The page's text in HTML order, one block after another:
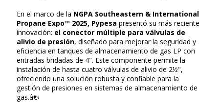
En el marco de la NGPA Southeastern & International
Propane Expo™ 2025, Pypesa presentó su más reciente
innovación: el conector múltiple para válvulas de
alivio de presión, diseñado para mejorar la seguridad y
eficiencia en tanques de almacenamiento de gas LP con
entradas bridadas de 4". Este componente permite la
instalación de hasta cuatro válvulas de alivio de 2½",
ofreciendo una solución robusta y confiable para la
gestión de presiones en sistemas de almacenamiento de
gas.â€‹